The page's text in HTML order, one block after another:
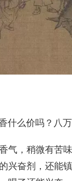
什么价吗？八
气，稍微有苦
兴奋剂，还能